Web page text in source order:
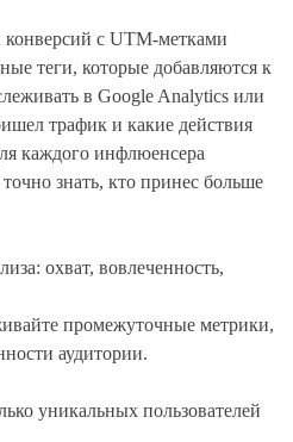
с UTM-метками
теги, которые добавляются к
в Google Analytics или
трафик и какие действия
каждого инфлюенсера
знать, кто принес больше
охват, вовлеченность,
промежуточные метрики,
аудитории.
уникальных пользователей